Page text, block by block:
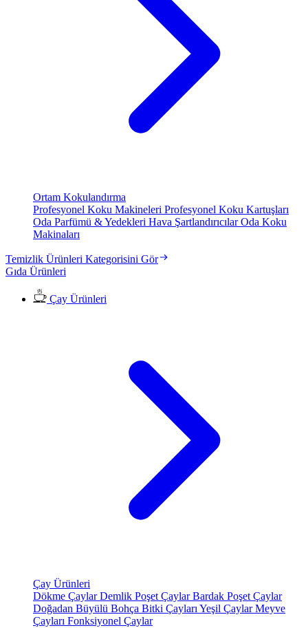
Ortam Kokulandırma
Profesyonel Koku Makineleri Profesyonel Koku Kartuşları
Oda Parfümü & Yedekleri Hava ŞartlandırıcılarOda Koku
Makinaları
Temizlik Ürünleri Kategorisini Gör
Gıda Ürünleri
Çay Ürünleri
Çay Ürünleri
Dökme ÇaylarDemlik Poşet ÇaylarBardak Poşet Çaylar
Doğadan Büyülü Bohça Bitki Çayları Yeşil ÇaylarMeyve
Çayları Fonksiyonel Çaylar